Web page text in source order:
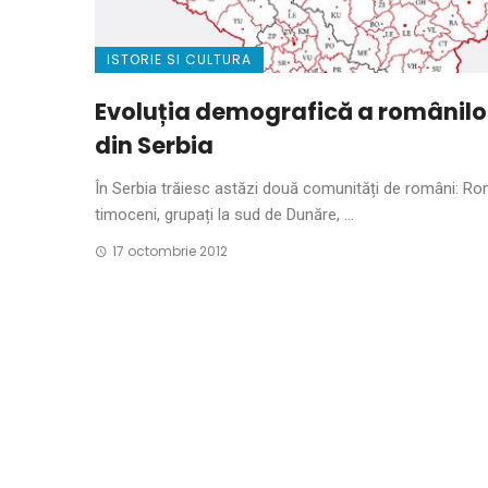
ISTORIE SI CULTURA
Evoluția demografică a
din Serbia
În Serbia trăiesc astăzi două comunități de români:
timoceni, grupați la sud de Dunăre, ...
17 octombrie 2012